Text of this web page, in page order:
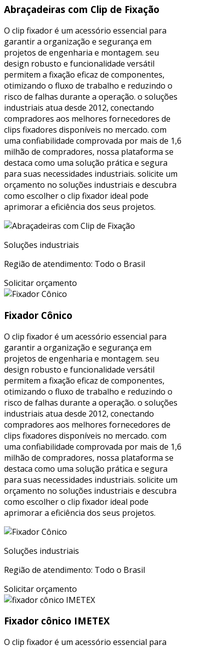
Abraçadeiras com Clip de Fixação
O clip fixador é um acessório essencial para
garantir a organização e segurança em
projetos de engenharia e montagem. seu
design robusto e funcionalidade versátil
permitem a fixação eficaz de componentes,
otimizando o fluxo de trabalho e reduzindo o
risco de falhas durante a operação. o soluções
industriais atua desde 2012, conectando
compradores aos melhores fornecedores de
clips fixadores disponíveis no mercado. com
uma confiabilidade comprovada por mais de 1,6
milhão de compradores, nossa plataforma se
destaca como uma solução prática e segura
para suas necessidades industriais. solicite um
orçamento no soluções industriais e descubra
como escolher o clip fixador ideal pode
aprimorar a eficiência dos seus projetos.
Soluções industriais
Região de atendimento: Todo o Brasil
Solicitar orçamento
Fixador Cônico
O clip fixador é um acessório essencial para
garantir a organização e segurança em
projetos de engenharia e montagem. seu
design robusto e funcionalidade versátil
permitem a fixação eficaz de componentes,
otimizando o fluxo de trabalho e reduzindo o
risco de falhas durante a operação. o soluções
industriais atua desde 2012, conectando
compradores aos melhores fornecedores de
clips fixadores disponíveis no mercado. com
uma confiabilidade comprovada por mais de 1,6
milhão de compradores, nossa plataforma se
destaca como uma solução prática e segura
para suas necessidades industriais. solicite um
orçamento no soluções industriais e descubra
como escolher o clip fixador ideal pode
aprimorar a eficiência dos seus projetos.
Soluções industriais
Região de atendimento: Todo o Brasil
Solicitar orçamento
Fixador cônico IMETEX
O clip fixador é um acessório essencial para